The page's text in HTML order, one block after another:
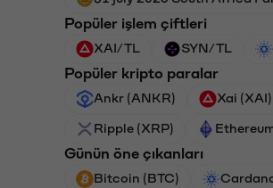
Popüler işlem çiftleri
XAI/TL SYN/TL
Popüler kripto paralar
Ankr (ANKR) Xai (XAI)
Ripple (XRP)
Günün öne çıkanları
Bitcoin (BTC)